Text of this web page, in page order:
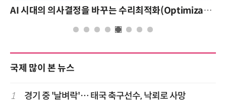
AI 시대의 의사결정을 바꾸는 수리최적화(Optimization): 실제 산업 적용 사례와 활용 전략
국제 많이 본 뉴스
1 경기 중 '날벼락'… 태국 축구선수, 낙뢰로 사망